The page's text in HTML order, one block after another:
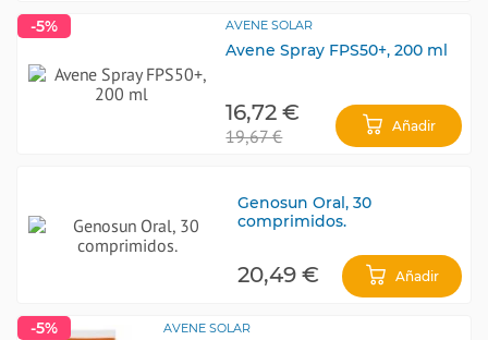
-5% AVENE SOLAR
Avene Spray FPS50+, 200 ml
16,72 €
19,67 € Añadir
Genosun Oral, 30
comprimidos.
20,49 € Añadir
-5% AVENE SOLAR